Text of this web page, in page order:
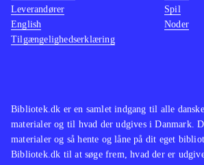
Assassin's Creed-serien er
monumental, og dette spil viser
hvorfor. Her har man historie,
den heldige låner en herlig
spiloplevelse .
Bibliotek.dk er en samlet indgang til alle
materialer og til hvad der udgives i Danmark.
materialer og så hente og låne på dit eget
Bibliotek.dk til at søge frem, hvad der er
Leverandører
English
Tilgængelighedserklæring
Spil
Noder